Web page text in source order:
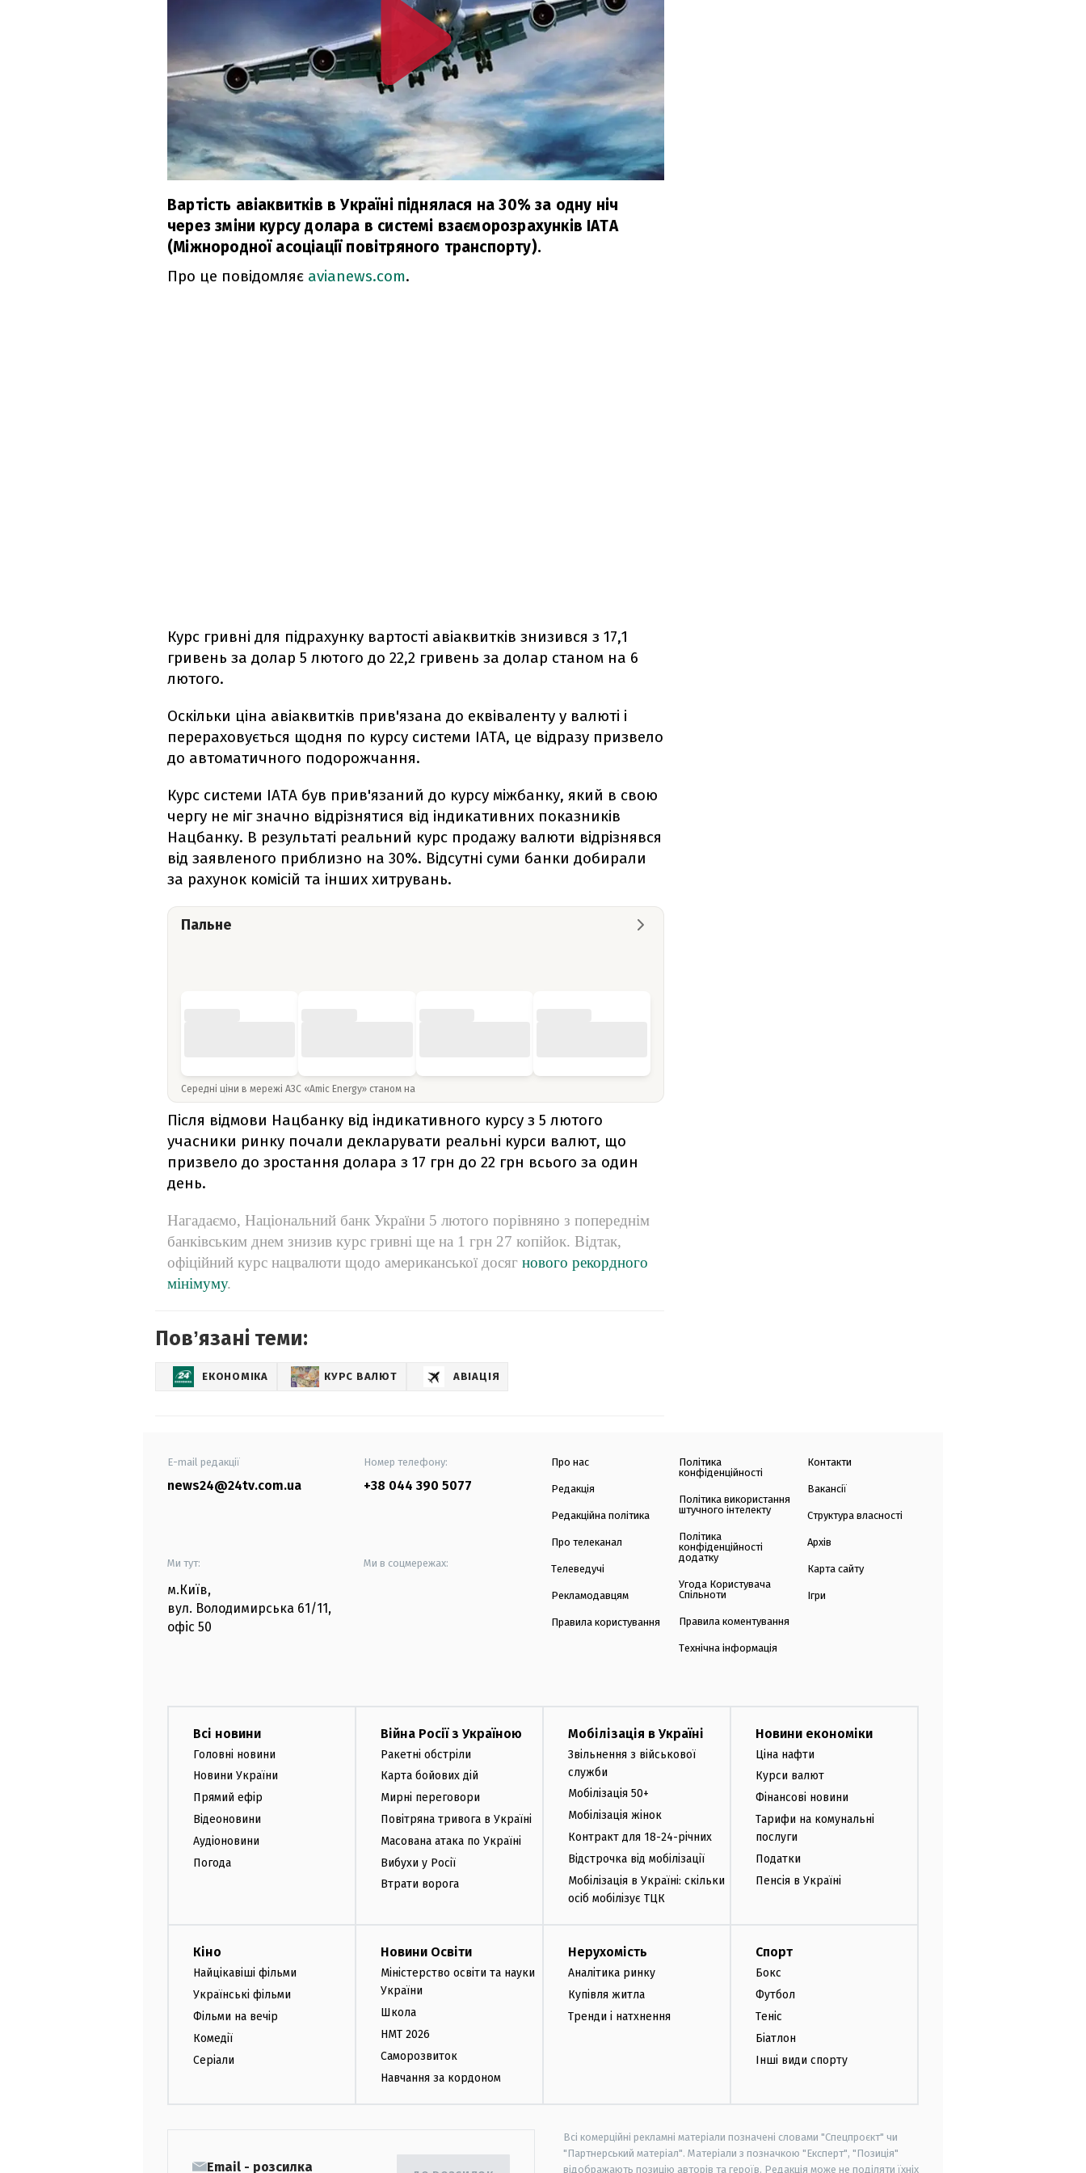
Вартість авіаквитків в Україні піднялася на 30% за одну ніч
через зміни курсу долара в системі взаєморозрахунків IATA
(Міжнородної асоціації повітряного транспорту).
Про це повідомляє avianews.com.
Курс гривні для підрахунку вартості авіаквитків знизився з 17,1
гривень за долар 5 лютого до 22,2 гривень за долар станом на 6
лютого.
Оскільки ціна авіаквитків прив'язана до еквіваленту у валюті і
перераховується щодня по курсу системи IATA, це відразу призвело
до автоматичного подорожчання.
Курс системи IATA був прив'язаний до курсу міжбанку, який в свою
чергу не міг значно відрізнятися від індикативних показників
Нацбанку. В результаті реальний курс продажу валюти відрізнявся
від заявленого приблизно на 30%. Відсутні суми банки добирали
за рахунок комісій та інших хитрувань.
Пальне
Середні ціни в мережі АЗС «Amic Energy» станом на
Після відмови Нацбанку від індикативного курсу з 5 лютого
учасники ринку почали декларувати реальні курси валют, що
призвело до зростання долара з 17 грн до 22 грн всього за один
день.
Нагадаємо, Національний банк України 5 лютого порівняно з попереднім
банківським днем знизив курс гривні ще на 1 грн 27 копійок. Відтак,
офіційний курс нацвалюти щодо американської досяг нового рекордного
мінімуму.
Повʼязані теми:
ЕКОНОМІКА КУРС ВАЛЮТ АВІАЦІЯ
E-mail редакції
news24@24tv.com.ua
Номер телефону:
+38 044 390 5077
Ми тут:
м.Київ,
вул. Володимирська 61/11,
офіс 50
Ми в соцмережах:
Про нас
Редакція
Редакційна політика
Про телеканал
Телеведучі
Рекламодавцям
Правила користування
Політика
конфіденційності
Політика використання
штучного інтелекту
Політика
конфіденційності
додатку
Угода Користувача
Спільноти
Правила коментування
Технічна інформація
Контакти
Вакансії
Структура власності
Архів
Карта сайту
Ігри
Всі новини
Головні новини
Новини України
Прямий ефір
Відеоновини
Аудіоновини
Погода
Війна Росії з Україною
Ракетні обстріли
Карта бойових дій
Мирні переговори
Повітряна тривога в Україні
Масована атака по Україні
Вибухи у Росії
Втрати ворога
Мобілізація в Україні
Звільнення з військової
служби
Мобілізація 50+
Мобілізація жінок
Контракт для 18-24-річних
Відстрочка від мобілізації
Мобілізація в Україні: скільки
осіб мобілізує ТЦК
Новини економіки
Ціна нафти
Курси валют
Фінансові новини
Тарифи на комунальні
послуги
Податки
Пенсія в Україні
Кіно
Найцікавіші фільми
Українські фільми
Фільми на вечір
Комедії
Серіали
Новини Освіти
Міністерство освіти та науки
України
Школа
НМТ 2026
Саморозвиток
Навчання за кордоном
Нерухомість
Аналітика ринку
Купівля житла
Тренди і натхнення
Спорт
Бокс
Футбол
Теніс
Біатлон
Інші види спорту
Email - розсилка
Всі комерційні рекламні матеріали позначені словами "Спецпроєкт" чи
"Партнерський матеріал". Матеріали з позначкою "Експерт", "Позиція"
відображають позицію авторів та героїв. Редакція може не поділяти їхніх